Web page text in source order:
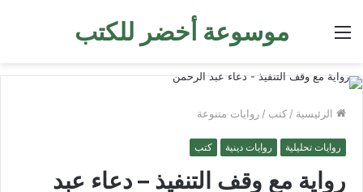
موسوعة أخضر للكتب القائمة
الرئيسية / كتب / روايات متنوعة
روايات تحليلية روايات دينية كتب
رواية مع وقف التنفيذ – دعاء عبد